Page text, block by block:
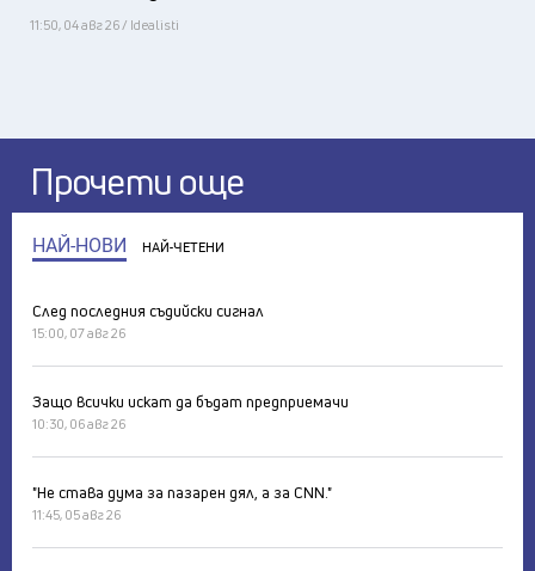
11:50, 04 авг 26 / Idealisti
Прочети още
НАЙ-НОВИ НАЙ-ЧЕТЕНИ
След последния съдийски сигнал
15:00, 07 авг 26
Защо всички искат да бъдат предприемачи
10:30, 06 авг 26
"Не става дума за пазарен дял, а за CNN."
11:45, 05 авг 26